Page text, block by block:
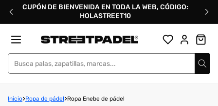
directamente
CUPÓN DE BIENVENIDA EN TODA LA WEB, CÓDIGO:
HOLASTREET10
Street Padel
Inicio Ropa de pádel Ropa Enebe de pádel